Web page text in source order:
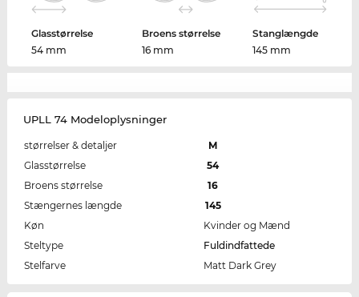
Glasstørrelse
54 mm
Broens størrelse
16 mm
Stanglængde
145 mm
UPLL 74 Modeloplysninger
størrelser & detaljer
M
Glasstørrelse
54
Broens størrelse
16
Stængernes længde
145
Køn
Kvinder og Mænd
Steltype
Fuldindfattede
Stelfarve
Matt Dark Grey